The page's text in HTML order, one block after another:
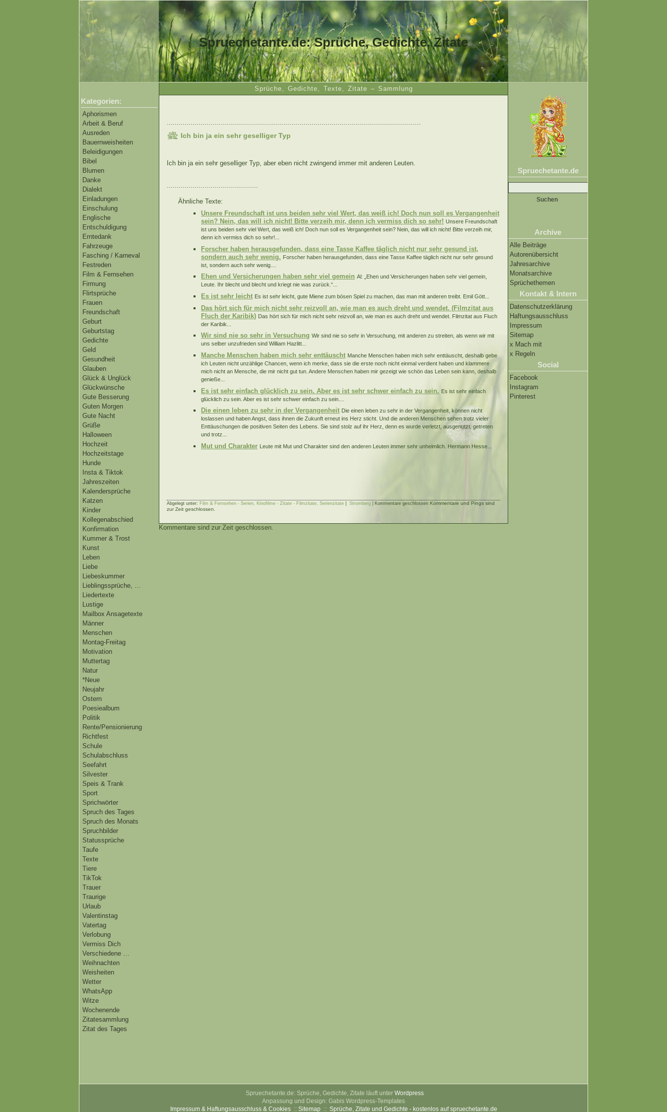
Spruechetante.de: Sprüche, Gedichte, Zitate
Sprüche, Gedichte, Texte, Zitate – Sammlung
Kategorien:
Aphorismen
Arbeit & Beruf
Ausreden
Bauernweisheiten
Beleidigungen
Bibel
Blumen
Danke
Dialekt
Einladungen
Einschulung
Englische
Entschuldigung
Erntedank
Fahrzeuge
Fasching / Karneval
Festreden
Film & Fernsehen
Firmung
Flirtsprüche
Frauen
Freundschaft
Geburt
Geburtstag
Gedichte
Geld
Gesundheit
Glauben
Glück & Unglück
Glückwünsche
Gute Besserung
Guten Morgen
Gute Nacht
Grüße
Halloween
Hochzeit
Hochzeitstage
Hunde
Insta & Tiktok
Jahreszeiten
Kalendersprüche
Katzen
Kinder
Kollegenabschied
Konfirmation
Kummer & Trost
Kunst
Leben
Liebe
Liebeskummer
Lieblingssprüche, …
Liedertexte
Lustige
Mailbox Ansagetexte
Männer
Menschen
Montag-Freitag
Motivation
Muttertag
Natur
*Neue
Neujahr
Ostern
Poesiealbum
Politik
Rente/Pensionierung
Richtfest
Schule
Schulabschluss
Seefahrt
Silvester
Speis & Trank
Sport
Sprichwörter
Spruch des Tages
Spruch des Monats
Spruchbilder
Statussprüche
Taufe
Texte
Tiere
TikTok
Trauer
Traurige
Urlaub
Valentinstag
Vatertag
Verlobung
Vermiss Dich
Verschiedene …
Weihnachten
Weisheiten
Wetter
WhatsApp
Witze
Wochenende
Zitatesammlung
Zitat des Tages
Spruechetante.de
Suche
nach:
Archive
Alle Beiträge
Autorenübersicht
Jahresarchive
Monatsarchive
Sprüchethemen
Kontakt & Intern
Datenschutzerklärung
Haftungsausschluss
Impressum
Sitemap
x Mach mit
x Regeln
Social
Facebook
Instagram
Pinterest
................................................................................................................................
Ich bin ja ein sehr geselliger Typ
Ich bin ja ein sehr geselliger Typ, aber eben nicht zwingend immer mit anderen Leuten.
..............................................
Ähnliche Texte:
Unsere Freundschaft ist uns beiden sehr viel Wert, das weiß ich! Doch nun soll es Vergangenheit
sein? Nein, das will ich nicht! Bitte verzeih mir, denn ich vermiss dich so sehr! Unsere Freundschaft
ist uns beiden sehr viel Wert, das weiß ich! Doch nun soll es Vergangenheit sein? Nein, das will ich nicht! Bitte verzeih mir,
denn ich vermiss dich so sehr!...
Forscher haben herausgefunden, dass eine Tasse Kaffee täglich nicht nur sehr gesund ist,
sondern auch sehr wenig. Forscher haben herausgefunden, dass eine Tasse Kaffee täglich nicht nur sehr gesund
ist, sondern auch sehr wenig....
Ehen und Versicherungen haben sehr viel gemein Al: „Ehen und Versicherungen haben sehr viel gemein,
Leute. Ihr blecht und blecht und kriegt nie was zurück.“...
Es ist sehr leicht Es ist sehr leicht, gute Miene zum bösen Spiel zu machen, das man mit anderen treibt. Emil Gött...
Das hört sich für mich nicht sehr reizvoll an, wie man es auch dreht und wendet. (Filmzitat aus
Fluch der Karibik) Das hört sich für mich nicht sehr reizvoll an, wie man es auch dreht und wendet. Filmzitat aus Fluch
der Karibik...
Wir sind nie so sehr in Versuchung Wir sind nie so sehr in Versuchung, mit anderen zu streiten, als wenn wir mit
uns selber unzufrieden sind William Hazlitt...
Manche Menschen haben mich sehr enttäuscht Manche Menschen haben mich sehr enttäuscht, deshalb gebe
ich Leuten nicht unzählige Chancen, wenn ich merke, dass sie die erste noch nicht einmal verdient haben und klammere
mich nicht an Mensche, die mir nicht gut tun. Andere Menschen haben mir gezeigt wie schön das Leben sein kann, deshalb
genieße...
Es ist sehr einfach glücklich zu sein. Aber es ist sehr schwer einfach zu sein. Es ist sehr einfach
glücklich zu sein. Aber es ist sehr schwer einfach zu sein....
Die einen leben zu sehr in der Vergangenheit Die einen leben zu sehr in der Vergangenheit, können nicht
loslassen und haben Angst, dass ihnen die Zukunft erneut ins Herz sticht. Und die anderen Menschen sehen trotz vieler
Enttäuschungen die positiven Seiten des Lebens. Sie sind stolz auf ihr Herz, denn es wurde verletzt, ausgenutzt, getreten
und trotz...
Mut und Charakter Leute mit Mut und Charakter sind den anderen Leuten immer sehr unheimlich. Hermann Hesse...
Abgelegt unter: Film & Fernsehen - Serien, Kinofilme - Zitate - Filmzitate, Serienzitate Stromberg Kommentare geschlossen Kommentare und Pings sind
zur Zeit geschlossen.
Kommentare sind zur Zeit geschlossen.
Spruechetante.de: Sprüche, Gedichte, Zitate läuft unter Wordpress
Anpassung und Design: Gabis Wordpress-Templates
Impressum & Haftungsausschluss & Cookies:: Sitemap :: Sprüche, Zitate und Gedichte - kostenlos auf spruechetante.de